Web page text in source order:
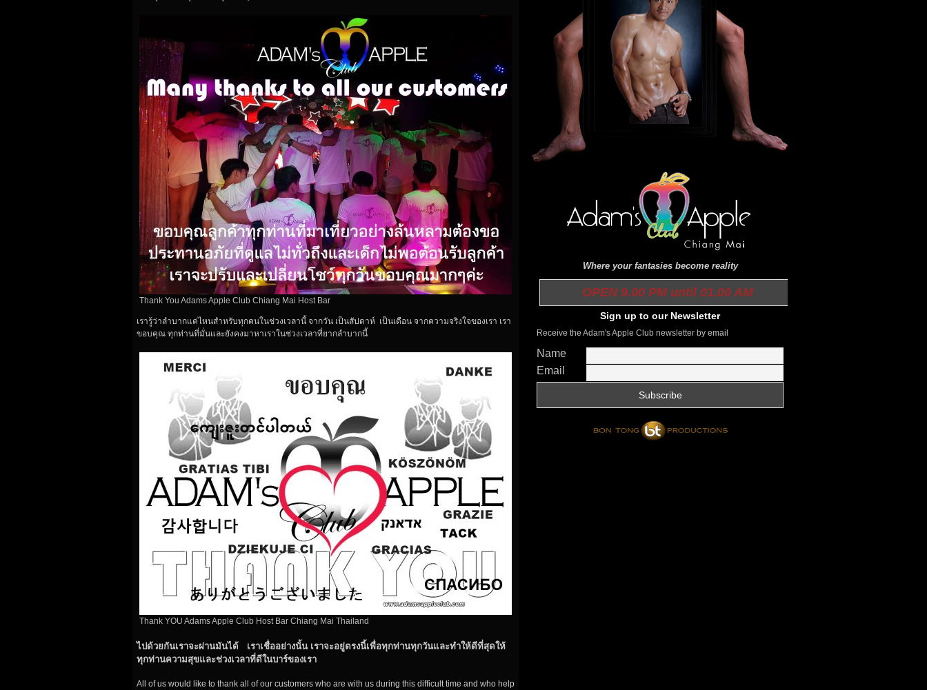
Thank You Adams Apple Club Chiang Mai Host Bar
เรารู้ว่าลำบากแค่ไหนสำหรับทุกคนในช่วงเวลานี้​ จากวัน เป็นสัปดาห์​ เป็นเดือน​ จากความจริงใจของเรา​ เรา
ขอบคุณ​ ทุกท่านที่มั่นและยังคงมาหาเราในช่วงเวลาที่ยากลำบากนี้
Thank YOU Adams Apple Club Host Bar Chiang Mai Thailand
ไปด้วยกันเราจะผ่านมันได้​ เราเชื่ออย่างนั้น​ เราจะอยู่ตรงนี้เพื่อทุกท่านทุกวันและทำให้ดีที่สุดให้
ทุกท่านความสุขและช่วงเวลาที่ดีในบาร์ของเรา
All of us would like to thank all of our customers who are with us during this difficult time and who help
Where your fantasies become reality
OPEN 9.00 PM until 01.00 AM
Sign up to our Newsletter
Receive the Adam's Apple Club newsletter by email
Name
Email